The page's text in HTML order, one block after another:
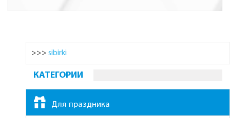
>>> sibirki
КАТЕГОРИИ
Для праздника